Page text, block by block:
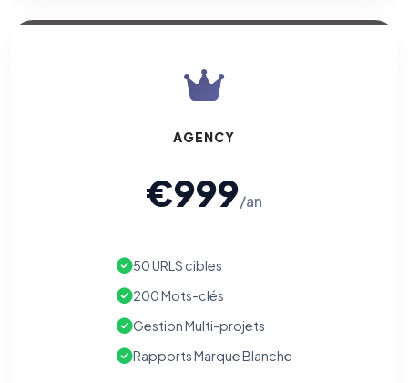
AGENCY
€999/an
50 URLS cibles
200 Mots-clés
Gestion Multi-projets
Rapports Marque Blanche